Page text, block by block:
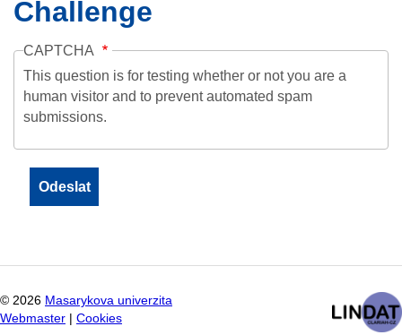
Challenge
CAPTCHA
This question is for testing whether or not you are a
human visitor and to prevent automated spam
submissions.
© 2026 Masarykova univerzita
Webmaster
Cookies